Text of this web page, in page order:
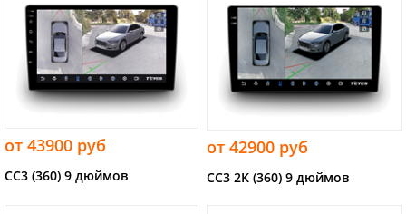
от 43900 руб
CC3 (360) 9 дюймов
от 42900 руб
CC3 2K (360) 9 дюймов